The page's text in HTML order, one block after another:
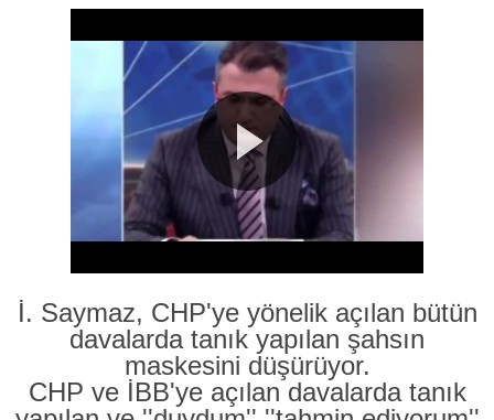
İ. Saymaz, CHP'ye yönelik açılan bütün
davalarda tanık yapılan şahsın
maskesini düşürüyor.
CHP ve İBB'ye açılan davalarda tanık